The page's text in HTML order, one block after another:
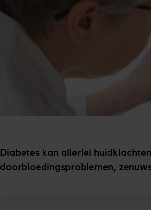
Diabetes kan allerlei
doorbloedingsproblemen,